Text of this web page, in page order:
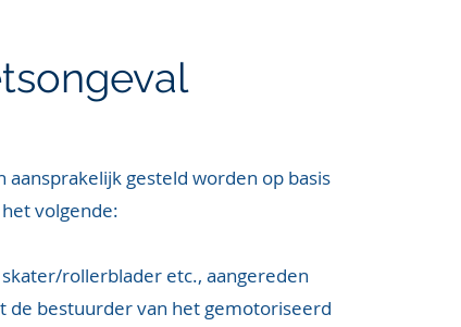
gesteld worden op basis
volgende:
rollerblader etc., aangereden
de bestuurder van het gemotoriseerd